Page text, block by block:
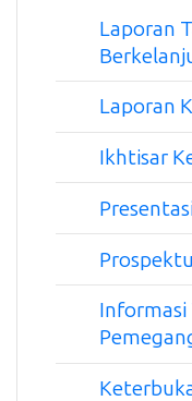
Laporan
Laporan
Ikhtisar
Informasi